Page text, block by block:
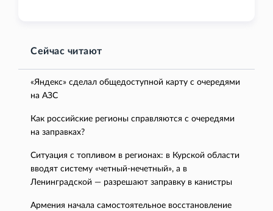
Сейчас читают
«Яндекс» сделал общедоступной карту с очередями
на АЗС
Как российские регионы справляются с очередями
на заправках?
Ситуация с топливом в регионах: в Курской области
вводят систему «четный-нечетный», а в
Ленинградской — разрешают заправку в канистры
Армения начала самостоятельное восстановление